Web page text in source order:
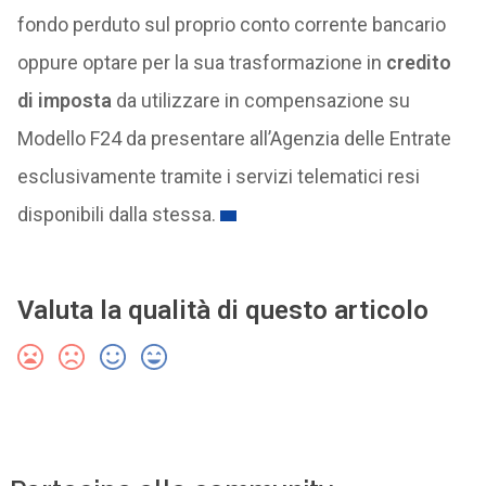
fondo perduto sul proprio conto corrente bancario
oppure optare per la sua trasformazione in credito
di imposta da utilizzare in compensazione su
Modello F24 da presentare all’Agenzia delle Entrate
esclusivamente tramite i servizi telematici resi
disponibili dalla stessa.
Valuta la qualità di questo articolo